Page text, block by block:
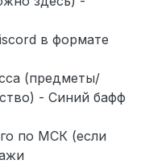
в формате
(предметы/
- Синий бафф
по МСК (если